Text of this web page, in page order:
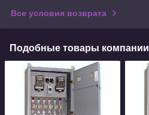
Все условия возврата
Подобные товары компании